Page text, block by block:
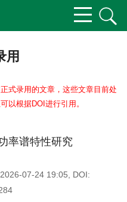
用
式录用的文章，这些文章目前处
以根据DOI进行引用。
率谱特性研究
2026-07-24 19:05
DOI: